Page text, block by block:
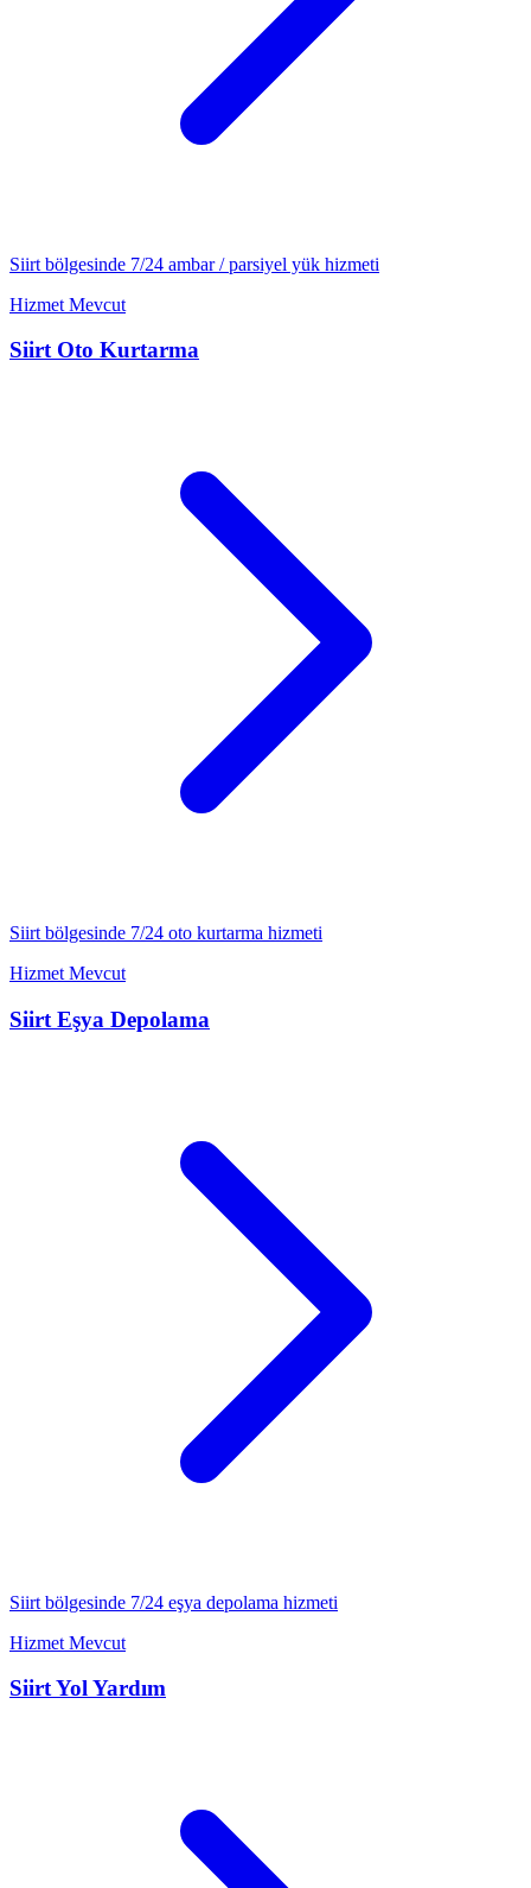
Siirt bölgesinde 7/24 ambar / parsiyel yük hizmeti
Hizmet Mevcut
Siirt Oto Kurtarma
Siirt bölgesinde 7/24 oto kurtarma hizmeti
Hizmet Mevcut
Siirt Eşya Depolama
Siirt bölgesinde 7/24 eşya depolama hizmeti
Hizmet Mevcut
SiirtYol Yardım